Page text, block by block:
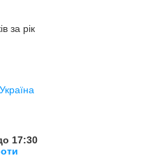
за рік
17:30